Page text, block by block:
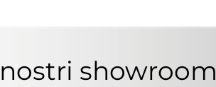
showroom